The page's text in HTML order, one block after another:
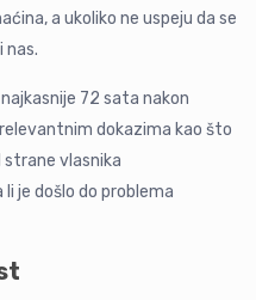
a ukoliko ne uspeju da se
nas.
72 sata nakon
dokazima kao što
vlasnika
je došlo do problema